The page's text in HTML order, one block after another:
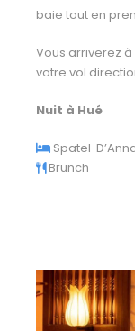
baie tout en
Vous arriverez à
votre vol
Nuit à Hué
Spatel
Brunch